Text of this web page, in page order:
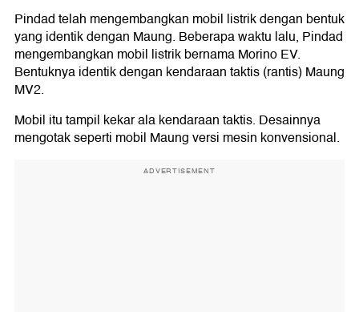
Pindad telah mengembangkan mobil listrik dengan bentuk
yang identik dengan Maung. Beberapa waktu lalu, Pindad
mengembangkan mobil listrik bernama Morino EV.
Bentuknya identik dengan kendaraan taktis (rantis) Maung
MV2.
Mobil itu tampil kekar ala kendaraan taktis. Desainnya
mengotak seperti mobil Maung versi mesin konvensional.
ADVERTISEMENT